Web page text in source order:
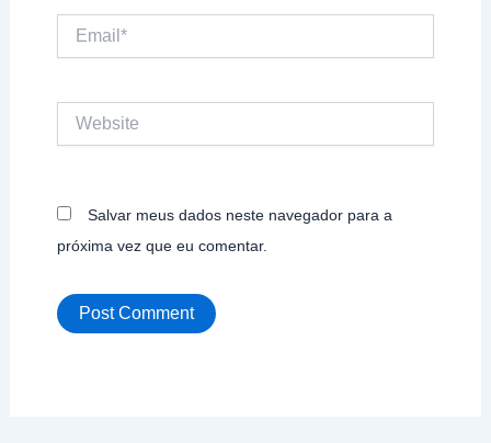
Email*
Salvar meus dados neste navegador para a
próxima vez que eu comentar.